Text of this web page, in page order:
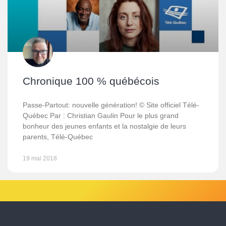
Chronique 100 % québécois
Passe-Partout: nouvelle génération! © Site officiel Télé-
Québec Par : Christian Gaulin Pour le plus grand
bonheur des jeunes enfants et la nostalgie de leurs
parents, Télé-Québec
19 mai 2018